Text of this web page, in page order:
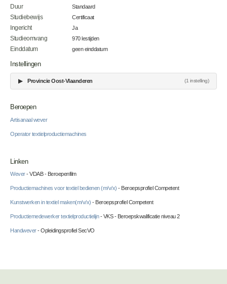
Duur
Standaard
Studiebewijs
Certificaat
Ingericht
Ja
Studieomvang
970 lestijden
Einddatum
geen einddatum
Instellingen
▶ Provincie Oost-Vlaanderen (1 instelling)
Beroepen
Artisanaal wever
Operator textielproductiemachines
Linken
Wever- VDAB - Beroepenfilm
Productiemachines voor textiel bedienen (m/v/x) - Beroepsprofiel Competent
Kunstwerken in textiel maken(m/v/x) - Beroepsprofiel Competent
Productiemedewerker textielproductielijn- VKS - Beroepskwalificatie niveau 2
Handwever- Opleidingsprofiel SecVO